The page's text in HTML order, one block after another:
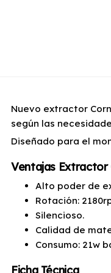
Nuevo extractor
según las
Diseñado para el
Ventajas Extractor
Alto poder de
Rotación:
Silencioso.
Calidad de
Consumo: 21w